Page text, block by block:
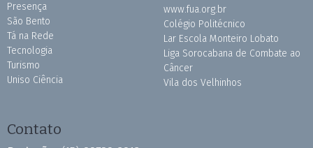
Presença
São Bento
Tá na Rede
Tecnologia
Turismo
Uniso Ciência
www.fua.org.br
Colégio Politécnico
Lar Escola Monteiro Lobato
Liga Sorocabana de Combate ao
Câncer
Vila dos Velhinhos
Contato